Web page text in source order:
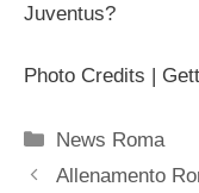
Juventus?
Photo Credits |
Categorie
News Roma
Allenamento